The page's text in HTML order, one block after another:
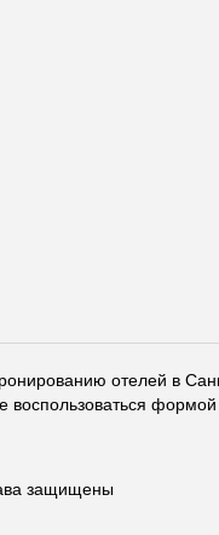
отелей в
защищены